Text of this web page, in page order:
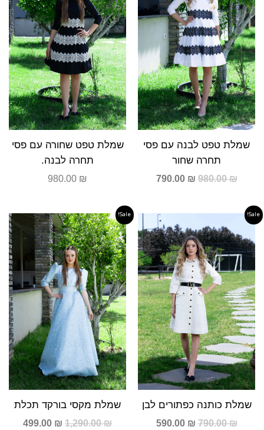
שמלת טפט לבנה עם פסי
תחרה שחור
980.00₪
790.00 ₪
שמלת טפט שחורה עם פסי
תחרה לבנה.
980.00 ₪
Sale!
שמלת כותנה כפתורים לבן
790.00₪
המקורי
היה:
790.00 ₪.
590.00 ₪
המחיר
הנוכחי
הוא:
590.00 ₪.
Sale!
שמלת מקסי בורקד תכלת
1,290.00₪
המחיר
המקורי
היה:
1,290.00 ₪.
499.00 ₪
הוא:
₪.